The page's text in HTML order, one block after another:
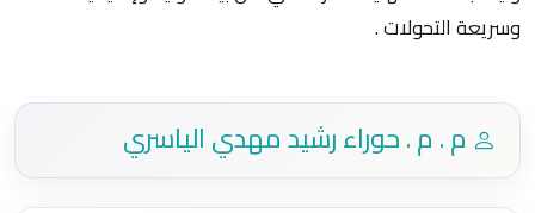
وسريعة التحولات .
م . م . حوراء رشيد مهدي الياسري